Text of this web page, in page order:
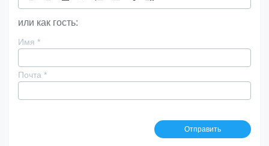
или как гость:
Имя *
Почта *